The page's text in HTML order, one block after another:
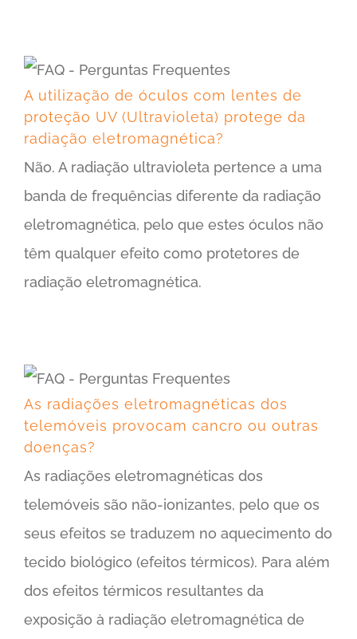
A utilização de óculos com lentes de
proteção UV (Ultravioleta) protege da
radiação eletromagnética?
Não. A radiação ultravioleta pertence a uma
banda de frequências diferente da radiação
eletromagnética, pelo que estes óculos não
têm qualquer efeito como protetores de
radiação eletromagnética.
As radiações eletromagnéticas dos
telemóveis provocam cancro ou outras
doenças?
As radiações eletromagnéticas dos
telemóveis são não-ionizantes, pelo que os
seus efeitos se traduzem no aquecimento do
tecido biológico (efeitos térmicos). Para além
dos efeitos térmicos resultantes da
exposição à radiação eletromagnética de